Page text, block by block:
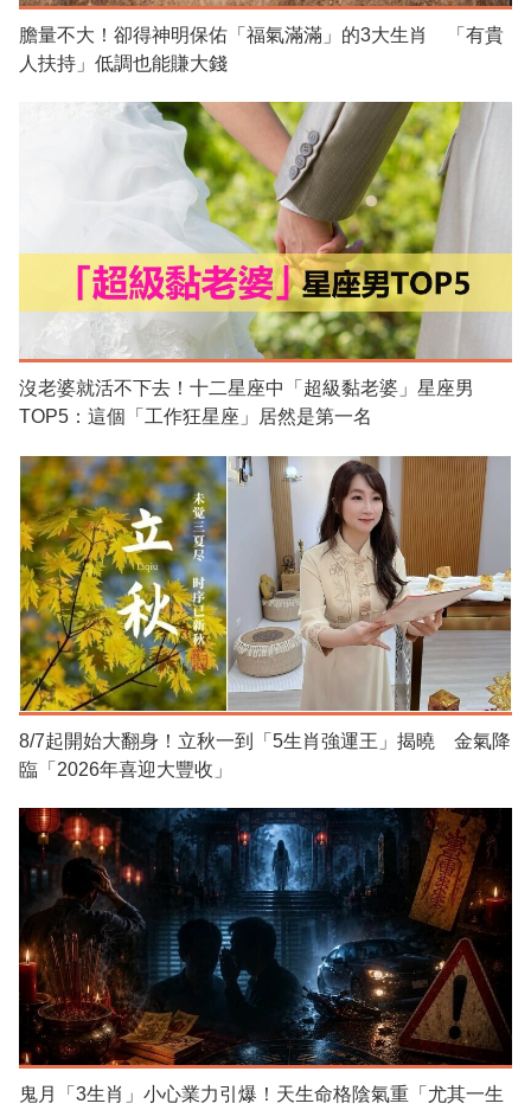
膽量不大！卻得神明保佑「福氣滿滿」的3大生肖 「有貴
人扶持」低調也能賺大錢
沒老婆就活不下去！十二星座中「超級黏老婆」星座男
TOP5：這個「工作狂星座」居然是第一名
8/7起開始大翻身！立秋一到「5生肖強運王」揭曉 金氣降
臨「2026年喜迎大豐收」
鬼月「3生肖」小心業力引爆！天生命格陰氣重「尤其一生